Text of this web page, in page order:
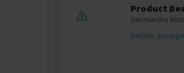
Product
GermanXia
Details